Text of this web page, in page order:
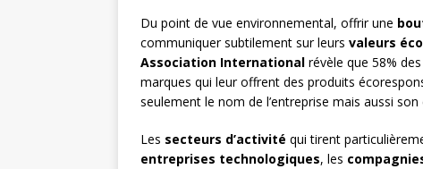
Du point de vue environnemental, offrir une
communiquer subtilement sur leurs valeurs
Association International révèle que 58%
marques qui leur offrent des produits
seulement le nom de l’entreprise mais aussi
Les secteurs d’activité qui tirent
entreprises technologiques, les